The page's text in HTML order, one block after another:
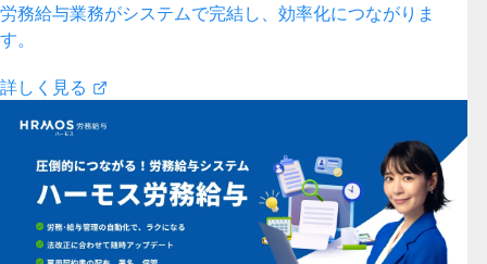
労務給与業務がシステムで完結し、効率化につながりま
す。
詳しく見る